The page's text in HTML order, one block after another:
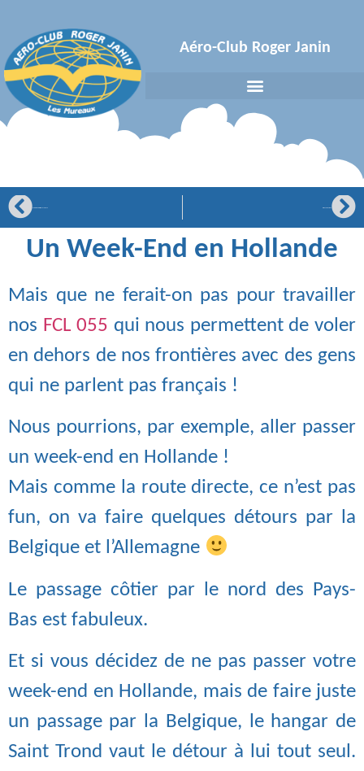
Aéro-Club Roger Janin
Un Week-End en Hollande
Mais que ne ferait-on pas pour travailler
nos FCL 055 qui nous permettent de voler
en dehors de nos frontières avec des gens
qui ne parlent pas français !
Nous pourrions, par exemple, aller passer
un week-end en Hollande !
Mais comme la route directe, ce n’est pas
fun, on va faire quelques détours par la
Belgique et l’Allemagne
Le passage côtier par le nord des Pays-
Bas est fabuleux.
Et si vous décidez de ne pas passer votre
week-end en Hollande, mais de faire juste
un passage par la Belgique, le hangar de
Saint Trond vaut le détour à lui tout seul.